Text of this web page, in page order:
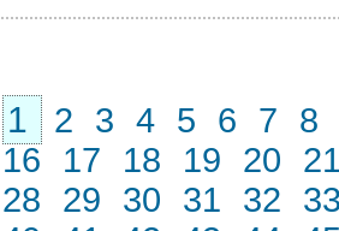
1 2 3 4 5 6 7
8
16
17 18 19 20
28
29 30 31 32